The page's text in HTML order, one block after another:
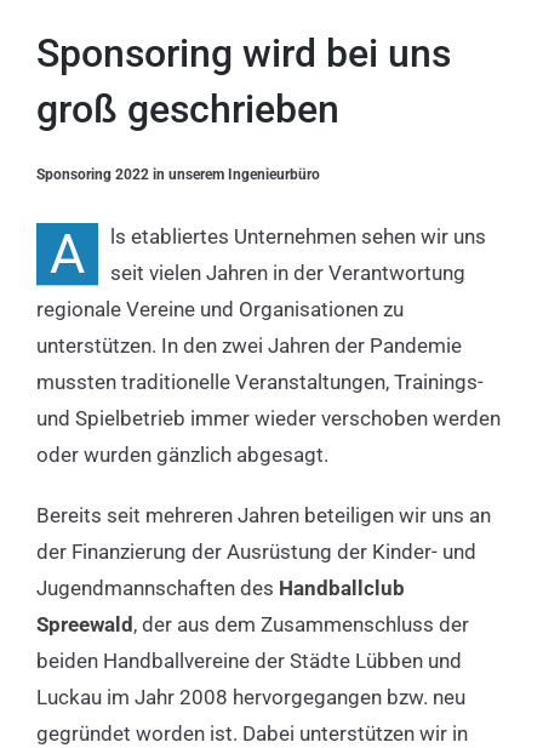
Sponsoring wird bei uns
groß geschrieben
Sponsoring 2022 in unserem Ingenieurbüro
A
ls etabliertes Unternehmen sehen wir uns
seit vielen Jahren in der Verantwortung
regionale Vereine und Organisationen zu
unterstützen. In den zwei Jahren der Pandemie
mussten traditionelle Veranstaltungen, Trainings-
und Spielbetrieb immer wieder verschoben werden
oder wurden gänzlich abgesagt.
Bereits seit mehreren Jahren beteiligen wir uns an
der Finanzierung der Ausrüstung der Kinder- und
Jugendmannschaften des Handballclub
Spreewald , der aus dem Zusammenschluss der
beiden Handballvereine der Städte Lübben und
Luckau im Jahr 2008 hervorgegangen bzw. neu
gegründet worden ist. Dabei unterstützen wir in